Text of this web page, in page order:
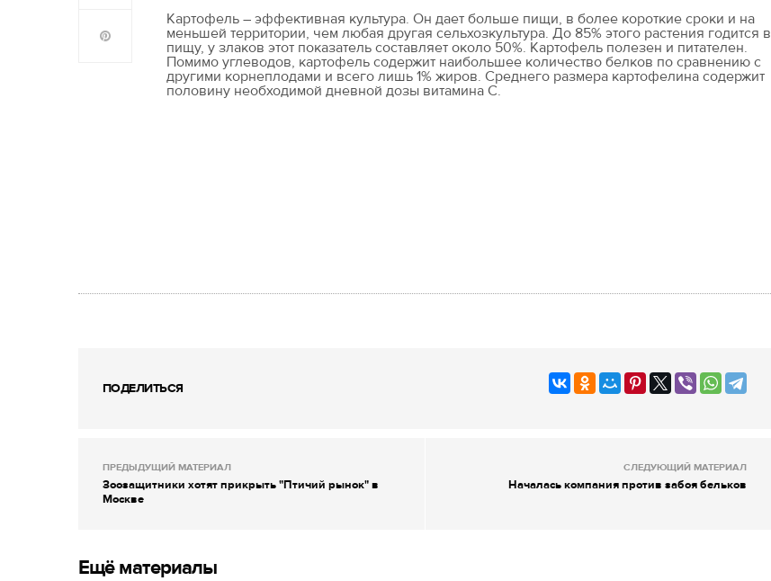
Картофель – эффективная культура. Он дает больше пищи, в более короткие сроки и на
меньшей территории, чем любая другая сельхозкультура. До 85% этого растения годится в
пищу, у злаков этот показатель составляет около 50%. Картофель полезен и питателен.
Помимо углеводов, картофель содержит наибольшее количество белков по сравнению с
другими корнеплодами и всего лишь 1% жиров. Среднего размера картофелина содержит
половину необходимой дневной дозы витамина С.
ПОДЕЛИТЬСЯ
ПРЕДЫДУЩИЙ МАТЕРИАЛ
Зоозащитники хотят прикрыть "Птичий рынок" в
Москве
СЛЕДУЮЩИЙ МАТЕРИАЛ
Началась компания против забоя бельков
Ещё материалы